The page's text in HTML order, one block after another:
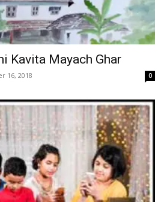
Kavita Mayach Ghar
16, 2018 0